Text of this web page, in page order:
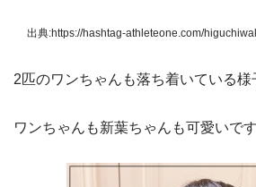
出典:https://hashtag-athleteone.com/
2匹のワンちゃんも落ち着いている様
ワンちゃんも新葉ちゃんも可愛いです